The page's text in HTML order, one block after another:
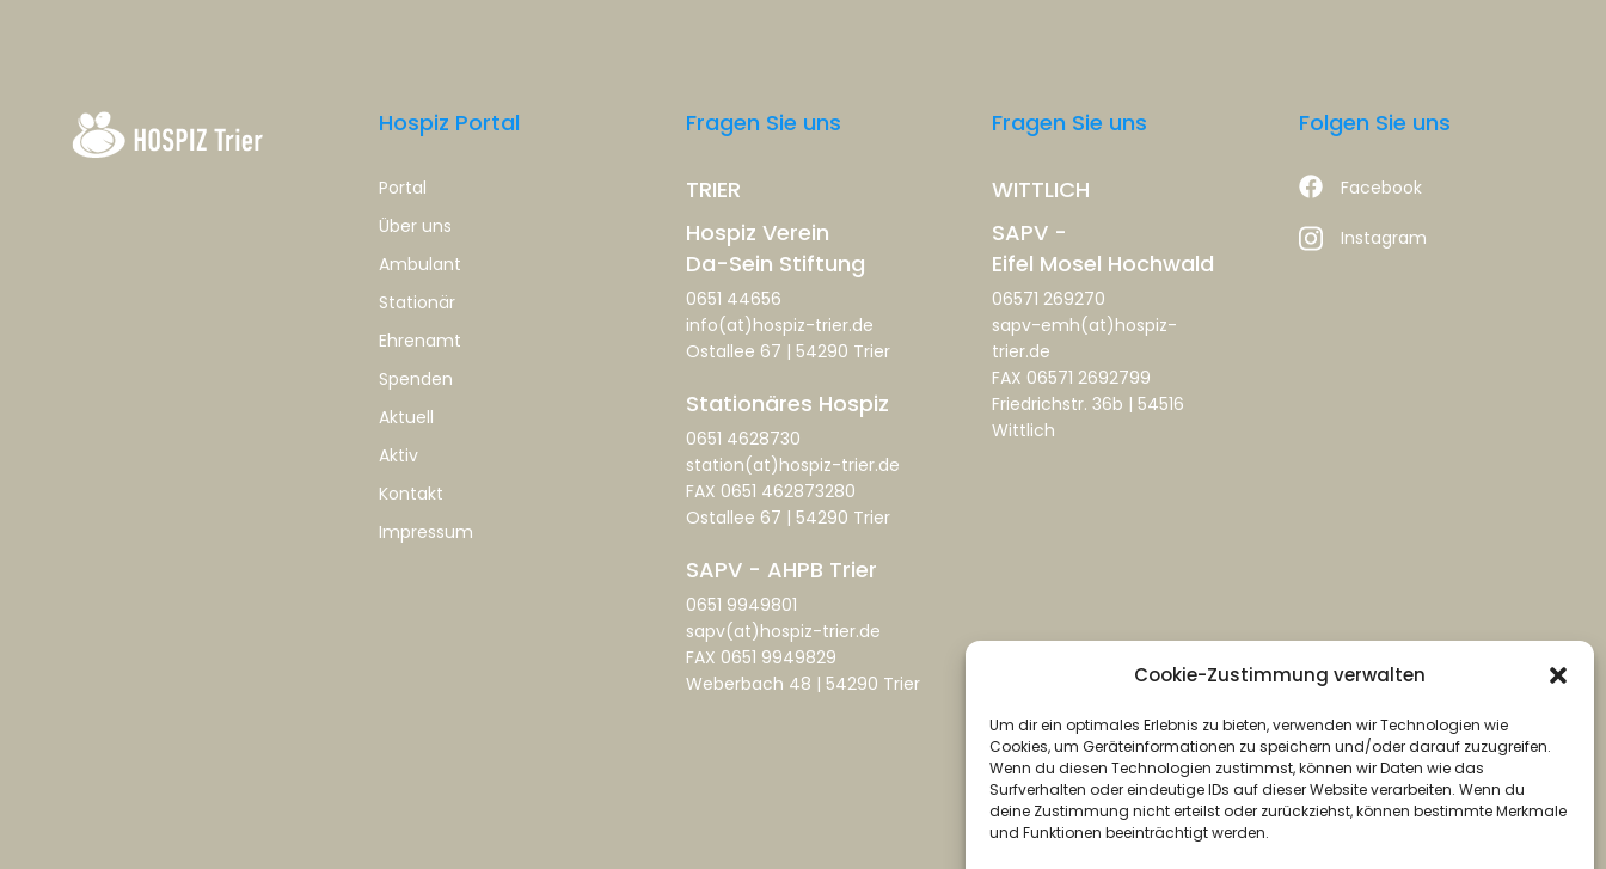
Cookie-Zustimmung verwalten
Um dir ein optimales Erlebnis zu bieten, verwenden wir Technologien wie
Cookies, um Geräteinformationen zu speichern und/oder darauf zuzugreifen.
Wenn du diesen Technologien zustimmst, können wir Daten wie das
Surfverhalten oder eindeutige IDs auf dieser Website verarbeiten. Wenn du
deine Zustimmung nicht erteilst oder zurückziehst, können bestimmte Merkmale
und Funktionen beeinträchtigt werden.
Hospiz Portal
Portal
Über uns
Ambulant
Stationär
Ehrenamt
Spenden
Aktuell
Aktiv
Kontakt
Impressum
Fragen Sie uns
TRIER
Hospiz Verein
Da-Sein Stiftung
0651 44656
info(at)hospiz-trier.de
Ostallee 67 | 54290 Trier
Stationäres Hospiz
0651 4628730
station(at)hospiz-trier.de
FAX 0651 462873280
Ostallee 67 | 54290 Trier
SAPV - AHPB Trier
0651 9949801
sapv(at)hospiz-trier.de
FAX 0651 9949829
Weberbach 48 | 54290 Trier
Fragen Sie uns
WITTLICH
SAPV -
Eifel Mosel Hochwald
06571 269270
sapv-emh(at)hospiz-
trier.de
FAX 06571 2692799
Friedrichstr. 36b | 54516
Wittlich
Folgen Sie uns
Facebook
Instagram